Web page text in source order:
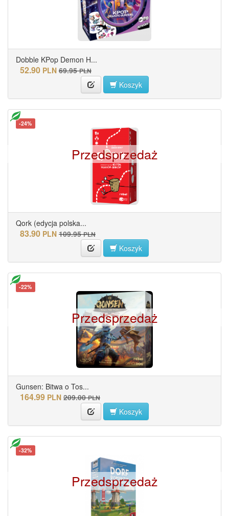
Dobble KPop Demon H...
52.90 PLN 69.95 PLN
Koszyk
-24%
Qork (edycja polska...
83.90 PLN 109.95 PLN
Koszyk
Przedsprzedaż
-22%
Gunsen: Bitwa o Tos...
164.99 PLN 209.00 PLN
Koszyk
Przedsprzedaż
-32%
Przedsprzedaż